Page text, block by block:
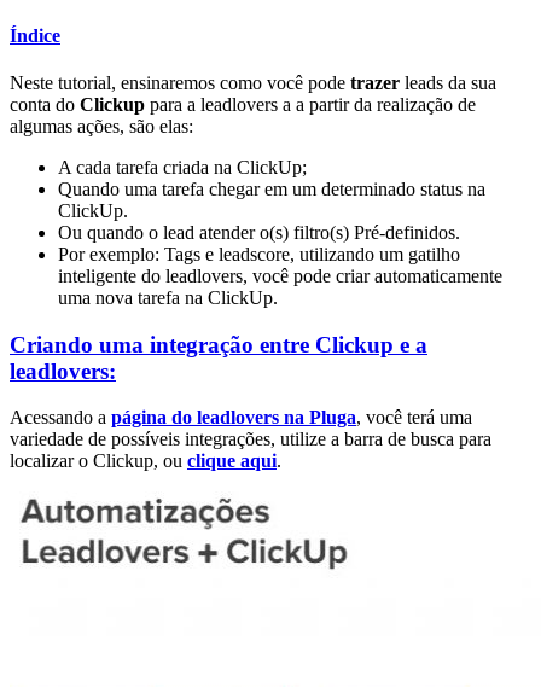
Índice
Neste tutorial, ensinaremos como você pode trazer leads da sua
conta do Clickup para a leadlovers a a partir da realização de
algumas ações, são elas:
A cada tarefa criada na ClickUp;
Quando uma tarefa chegar em um determinado status na
ClickUp.
Ou quando o lead atender o(s) filtro(s) Pré-definidos.
Por exemplo: Tags e leadscore, utilizando um gatilho
inteligente do leadlovers, você pode criar automaticamente
uma nova tarefa na ClickUp.
Criando uma integração entre Clickup e a
leadlovers:
Acessando a página do leadlovers na Pluga, você terá uma
variedade de possíveis integrações, utilize a barra de busca para
localizar o Clickup, ou clique aqui.